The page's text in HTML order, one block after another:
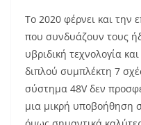
To 2020 φέρνει και την
που συνδυάζουν τους
υβριδική τεχνολογία
διπλού συμπλέκτη 7
σύστημα 48V δεν
μια μικρή υποβοήθηση